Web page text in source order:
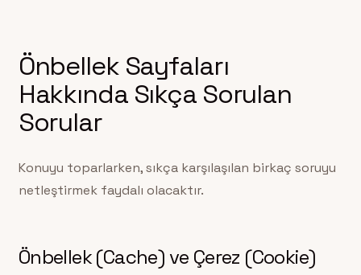
Önbellek Sayfaları
Hakkında Sıkça Sorulan
Sorular
Konuyu toparlarken, sıkça karşılaşılan birkaç soruyu
netleştirmek faydalı olacaktır.
Önbellek (Cache) ve Çerez (Cookie)